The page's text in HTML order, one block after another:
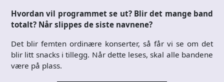
Hvordan vil programmet se ut? Blir det mange band
totalt? Når slippes de siste navnene?
Det blir femten ordinære konserter, så får vi se om det
blir litt snacks i tillegg. Når dette leses, skal alle bandene
være på plass.